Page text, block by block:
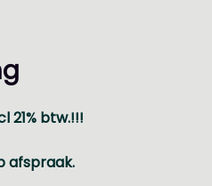
21% btw.!!!
afspraak.